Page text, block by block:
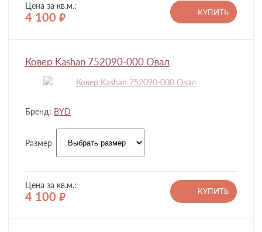
Цена за кв.м.:
4 100 руб.
КУПИТЬ
Ковер Kashan 752090-000 Овал
Бренд: BYD
Размер
Цена за кв.м.:
4 100 руб.
КУПИТЬ